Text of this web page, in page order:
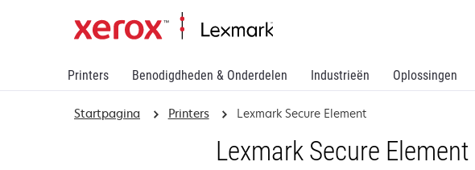
Printers Benodigdheden & Onderdelen Industrieën Oplossingen
Startpagina Printers Lexmark Secure Element
Lexmark Secure Element